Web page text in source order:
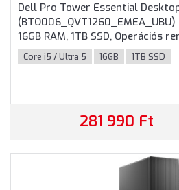
Dell Pro Tower Essential
16GB RAM, 1TB SSD, Operációs
Házas számítógép 3 év
Core i5 / Ultra 5 16GB 1TB SSD
281 990 Ft